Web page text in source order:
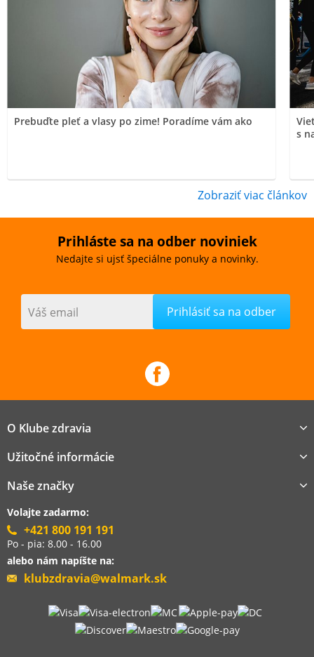
Prebuďte pleť a vlasy po zime! Poradíme vám ako
s
Zobraziť viac článkov
Prihláste sa na odber noviniek
Nedajte si ujsť špeciálne ponuky a novinky.
Váš email
O Klube zdravia
Užitočné informácie
Naše značky
Volajte zadarmo:
+421 800 191 191
Po - pia: 8.00 - 16.00
alebo nám napíšte na:
klubzdravia@walmark.sk